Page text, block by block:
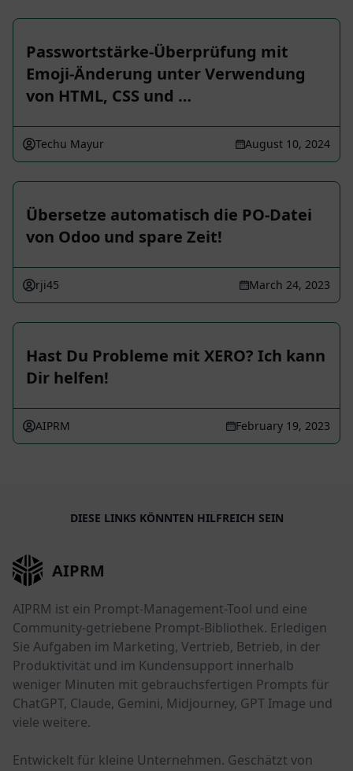
Passwortstärke-Überprüfung mit
Emoji-Änderung unter Verwendung
von HTML, CSS und …
Techu Mayur August 10, 2024
Übersetze automatisch die PO-Datei
von Odoo und spare Zeit!
rji45 March 24, 2023
Hast Du Probleme mit XERO? Ich kann
Dir helfen!
AIPRM February 19, 2023
DIESE LINKS KÖNNTEN HILFREICH SEIN
AIPRM
AIPRM ist ein Prompt-Management-Tool und eine
Community-getriebene Prompt-Bibliothek. Erledigen
Sie Aufgaben im Marketing, Vertrieb, Betrieb, in der
Produktivität und im Kundensupport innerhalb
weniger Minuten mit gebrauchsfertigen Prompts für
ChatGPT, Claude, Gemini, Midjourney, GPT Image und
viele weitere.
Entwickelt für kleine Unternehmen. Geschätzt von